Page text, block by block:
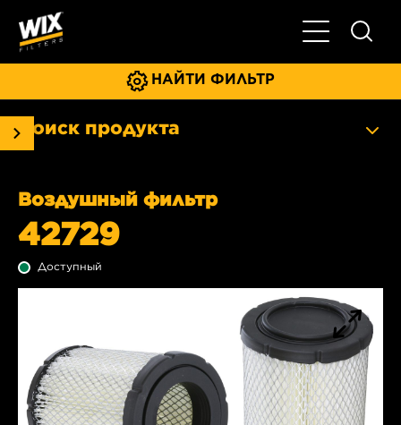
Главное
НАЙТИ ФИЛЬТР
Поиск продукта
Воздушный фильтр
42729
Доступный